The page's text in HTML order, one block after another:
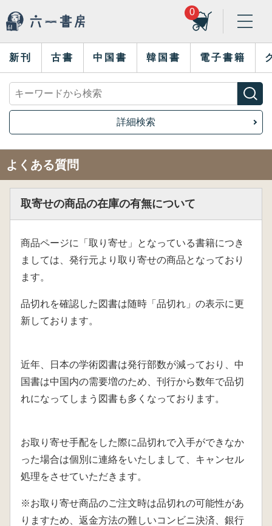
0
新刊 古書 中国書 韓国書 電子書籍
詳細検索
よくある質問
取寄せの商品の在庫の有無について
商品ページに「取り寄せ」となっている書籍につき
ましては、発行元より取り寄せの商品となっており
ます。
品切れを確認した図書は随時「品切れ」の表示に更
新しております。
近年、日本の学術図書は発行部数が減っており、中
国書は中国内の需要増のため、刊行から数年で品切
れになってしまう図書も多くなっております。
お取り寄せ手配をした際に品切れで入手ができなか
った場合は個別に連絡をいたしまして、キャンセル
処理をさせていただきます。
※お取り寄せ商品のご注文時は品切れの可能性があ
りますため、返金方法の難しいコンビニ決済、銀行